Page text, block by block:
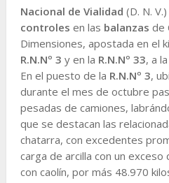
Nacional de Vialidad (D. N.
controles en las balanzas de
Dimensiones, apostada en el
R.N.Nº 3 y en la R.N.Nº 33, a
En el puesto de la R.N.Nº 3,
durante el mes de octubre
pesadas de camiones,
que se destacan las
chatarra, con excedentes
carga de arcilla con un
con caolín, por más 48.970